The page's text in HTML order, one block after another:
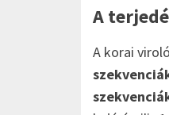
A
A korai